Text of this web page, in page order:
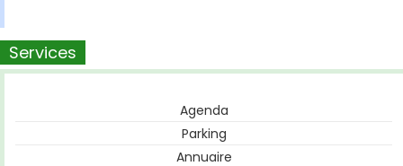
Services
Agenda
Parking
Annuaire